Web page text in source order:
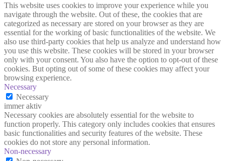
This website uses cookies to improve your experience while you
navigate through the website. Out of these, the cookies that are
categorized as necessary are stored on your browser as they are
essential for the working of basic functionalities of the website. We
also use third-party cookies that help us analyze and understand how
you use this website. These cookies will be stored in your browser
only with your consent. You also have the option to opt-out of these
cookies. But opting out of some of these cookies may affect your
browsing experience.
Necessary
Necessary
immer aktiv
Necessary cookies are absolutely essential for the website to
function properly. This category only includes cookies that ensures
basic functionalities and security features of the website. These
cookies do not store any personal information.
Non-necessary